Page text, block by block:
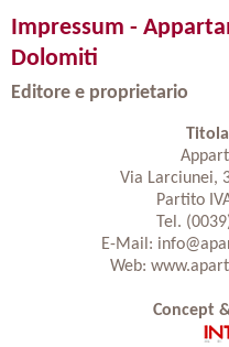
Impressum -
Dolomiti
Editore e proprietario
Via Larciunei,
Partito
Tel.
E-Mail:
Web:
Concept